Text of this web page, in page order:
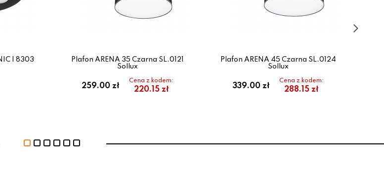
I 8303
Plafon ARENA 35 Czarna SL.0121
Sollux
259.00 zł
Cena z kodem:
220.15 zł
Plafon ARENA 45 Czarna SL.0124
Sollux
339.00 zł
Cena z kodem:
288.15 zł